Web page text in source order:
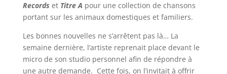
Records et Titre A pour une collection de chansons
portant sur les animaux domestiques et familiers.
Les bonnes nouvelles ne s’arrêtent pas là… La
semaine dernière, l’artiste reprenait place devant le
micro de son studio personnel afin de répondre à
une autre demande. Cette fois, on l’invitait à offrir